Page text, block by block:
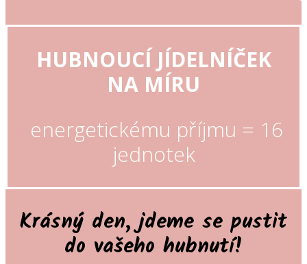
HUBNOUCÍ JÍDELNÍČEK
NA MÍRU
energetickému příjmu = 16
jednotek
Krásný den, jdeme se pustit
do vašeho hubnutí!